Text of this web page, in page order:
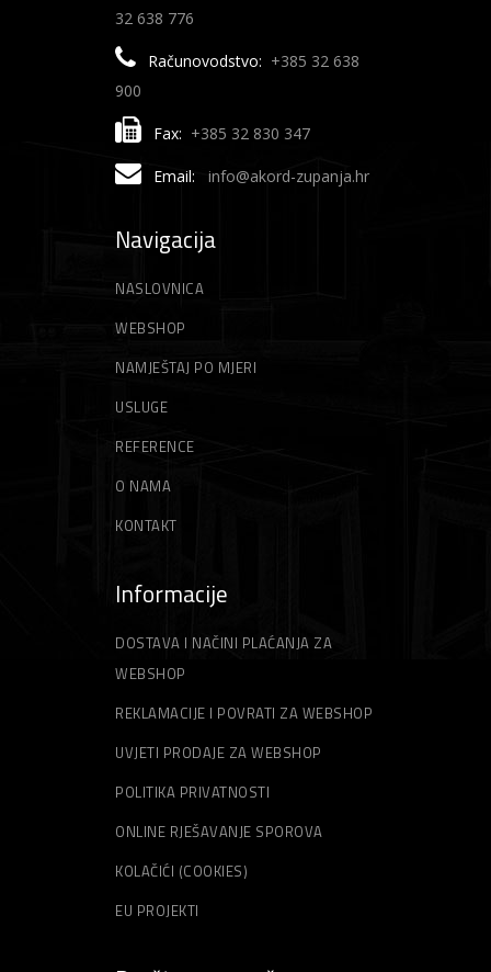
32 638 776
Računovodstvo: +385 32 638
900
Fax: +385 32 830 347
Email: info@akord-zupanja.hr
Navigacija
NASLOVNICA
WEBSHOP
NAMJEŠTAJ PO MJERI
USLUGE
REFERENCE
O NAMA
KONTAKT
Informacije
DOSTAVA I NAČINI PLAĆANJA ZA
WEBSHOP
REKLAMACIJE I POVRATI ZA WEBSHOP
UVJETI PRODAJE ZA WEBSHOP
POLITIKA PRIVATNOSTI
ONLINE RJEŠAVANJE SPOROVA
KOLAČIĆI (COOKIES)
EU PROJEKTI